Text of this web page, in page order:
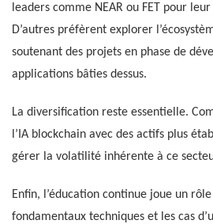
leaders comme NEAR ou FET pour
D’autres préfèrent explorer
soutenant des projets en phase de
applications bâties dessus.
La diversification reste essentielle.
l’IA blockchain avec des actifs plus
gérer la volatilité inhérente à ce
Enfin, l’éducation continue joue un
fondamentaux techniques et les cas